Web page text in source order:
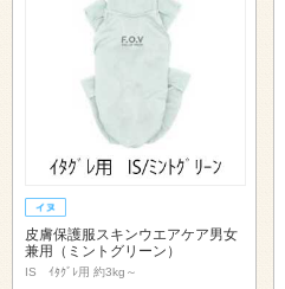
皮膚保護服スキンウエアケア男女
兼用（ミントグリーン）
IS ｲﾀｸﾞﾚ用 約3kg～